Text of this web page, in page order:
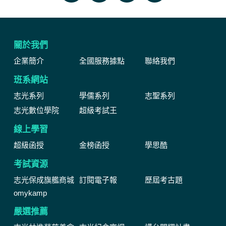
關於我們
企業簡介 全國服務據點 聯絡我們
班系網站
志光系列 學儒系列
志聖系列
志光數位學院
超級考試王
線上學習
超級函授 金榜函授 學思酷
考試資源
志光保成旗艦商城 訂閱電子報
歷屆考古題
omykamp
嚴選推薦